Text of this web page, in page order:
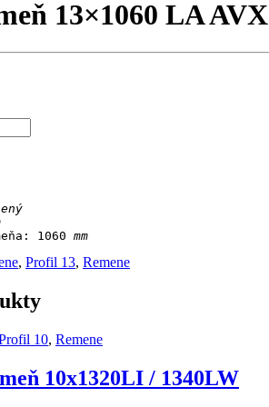
13×1060 LA AVX
1060 mm
, Profil 13, Remene
10, Remene
10x1320LI / 1340LW